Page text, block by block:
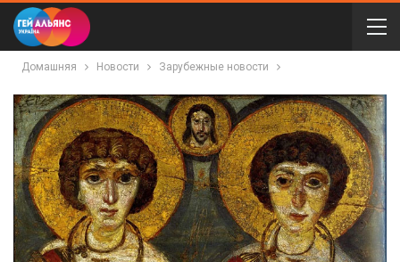
Домашняя Новости Зарубежные новости